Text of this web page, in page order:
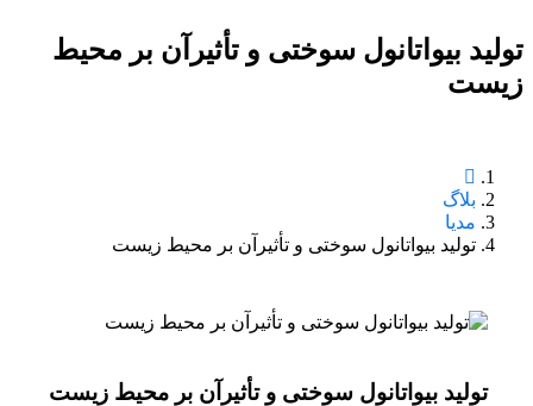
تولید بیواتانول سوختی و تأثیرآن بر محیط
زیست
بلاگ
مدیا
تولید بیواتانول سوختی و تأثیرآن بر محیط زیست
تولید بیواتانول سوختی و تأثیرآن بر محیط زیست